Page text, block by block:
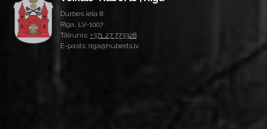
Durbes iela 8
Rīga, LV-1007
Tālrunis: +371 27 773328
E-pasts: riga@huberts.lv